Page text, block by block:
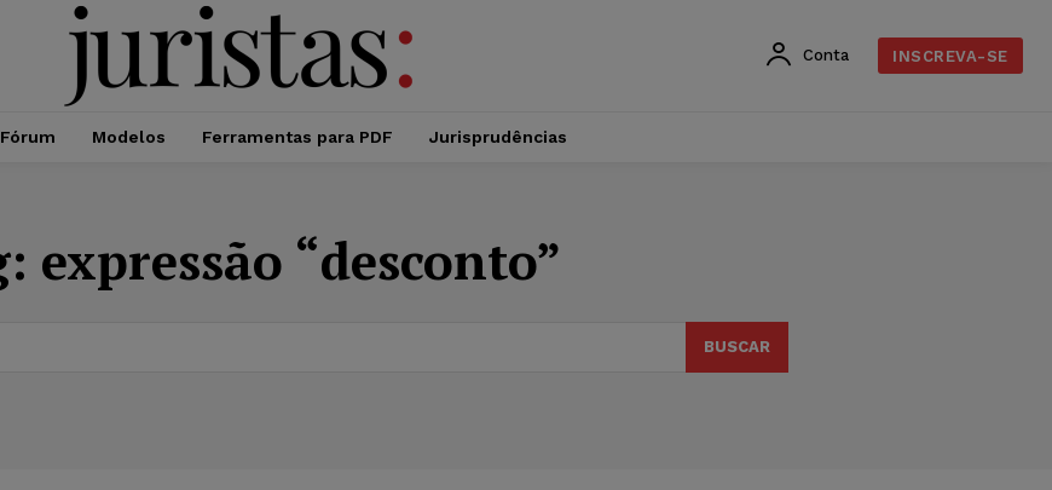
Conta INSCREVA-SE
Fórum Modelos Ferramentas para PDF Jurisprudências
expressão “desconto”
BUSCAR